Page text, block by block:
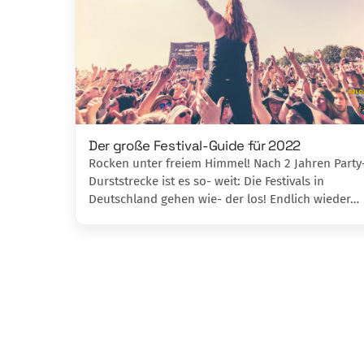
Der große Festival-Guide für 2022
Rocken unter freiem Himmel! Nach 2 Jahren
Durststrecke ist es so- weit: Die Festivals in
Deutschland gehen wie- der los! Endlich wieder…